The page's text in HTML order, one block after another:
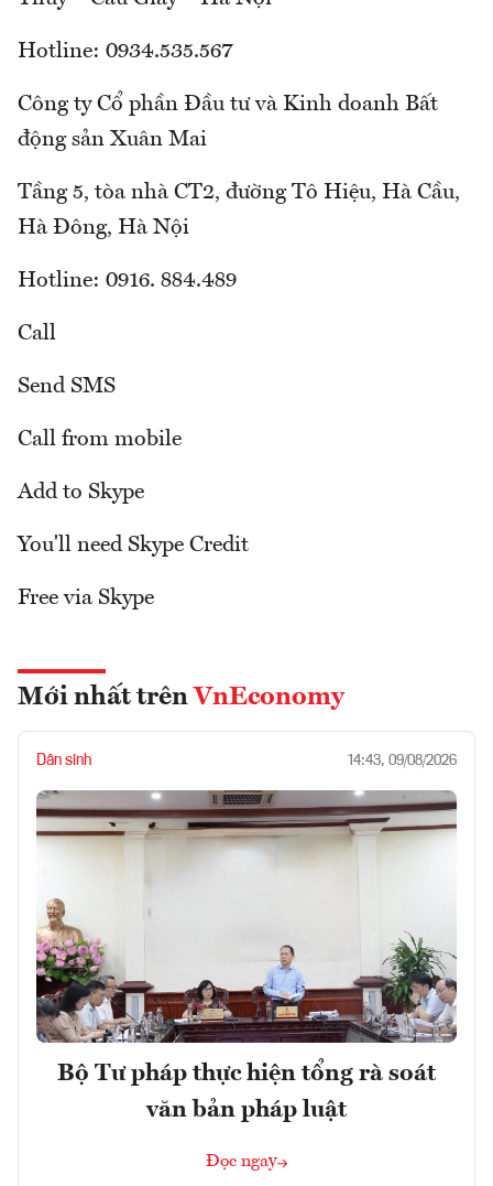
Hotline: 0934.535.567
Công ty Cổ phần Đầu tư và Kinh doanh Bất
động sản Xuân Mai
Tầng 5, tòa nhà CT2, đường Tô Hiệu, Hà Cầu,
Hà Đông, Hà Nội
Hotline: 0916. 884.489
Call
Send SMS
Call from mobile
Add to Skype
You'll need Skype Credit
Free via Skype
Mới nhất trên VnEconomy
Dân sinh 14:43, 09/08/2026
Bộ Tư pháp thực hiện tổng rà soát
văn bản pháp luật
Đọc ngay